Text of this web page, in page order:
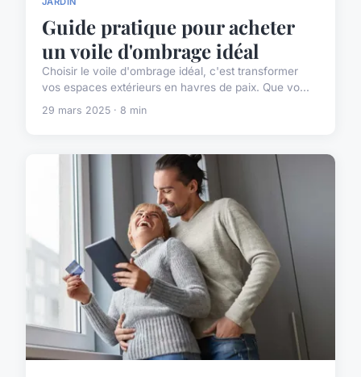
Guide pratique pour acheter
un voile d'ombrage idéal
Choisir le voile d'ombrage idéal, c'est transformer
vos espaces extérieurs en havres de paix. Que vo...
29 mars 2025 · 8 min